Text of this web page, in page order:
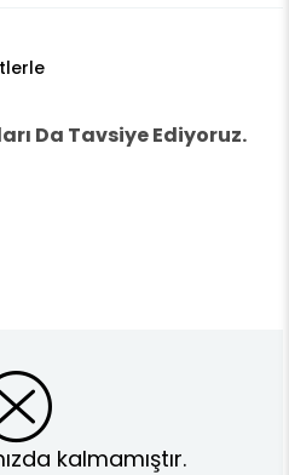
Da Tavsiye Ediyoruz.
kalmamıştır.